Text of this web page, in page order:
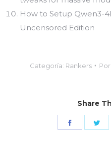
How to Setup Qwen3-
Uncensored Edition
Categoría: Rankers Por
Share
Share